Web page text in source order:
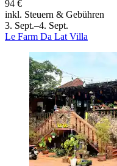
94 €
inkl. Steuern & Gebühren
3. Sept.–4. Sept.
Le Farm Da Lat Villa